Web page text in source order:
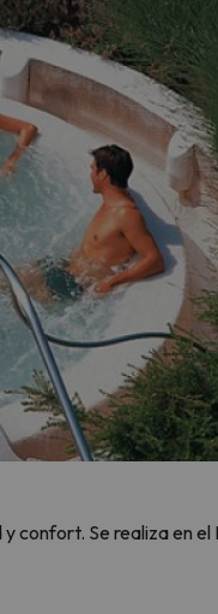
confort. Se realiza en el